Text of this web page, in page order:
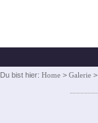
Du bist hier: Home > Galerie >